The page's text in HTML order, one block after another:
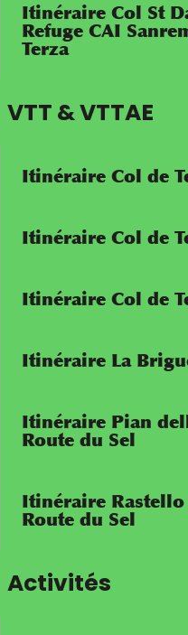
Itinéraire Col St
Refuge CAI
Terza
VTT & VTTAE
Itinéraire Col de
Itinéraire Col de
Itinéraire Col de
Itinéraire La
Itinéraire Pian
Route du Sel
Itinéraire
Route du Sel
Activités
vous accueille au
touristiques,
visites et
à 14:05
Riviera & Merveilles
:
6369775)
erreur